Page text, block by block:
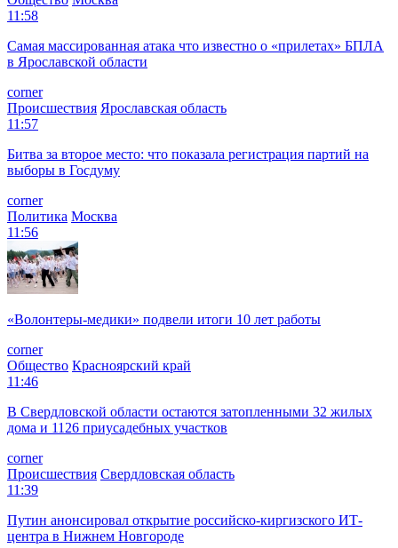
11:58
Самая массированная атака что известно о «прилетах» БПЛА
в Ярославской области
corner
Происшествия Ярославская область
11:57
Битва за второе место: что показала регистрация партий на
выборы в Госдуму
corner
Политика Москва
11:56
«Волонтеры-медики» подвели итоги 10 лет работы
corner
Общество Красноярский край
11:46
В Свердловской области остаются затопленными 32 жилых
дома и 1126 приусадебных участков
corner
Происшествия Свердловская область
11:39
Путин анонсировал открытие российско-киргизского ИТ-
центра в Нижнем Новгороде